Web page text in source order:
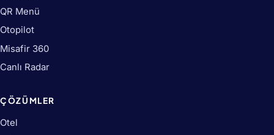
QR Menü
Otopilot
Misafir 360
Canlı Radar
ÇÖZÜMLER
Otel